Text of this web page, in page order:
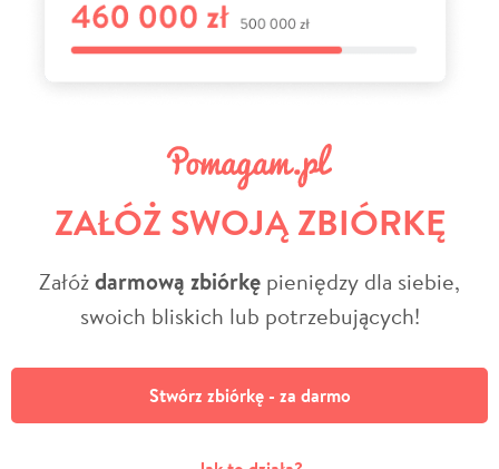
ZAŁÓŻ SWOJĄ ZBIÓRKĘ
Załóżdarmową zbiórkę pieniędzy dla siebie,
swoich bliskich lub potrzebujących!
Stwórz zbiórkę - za darmo